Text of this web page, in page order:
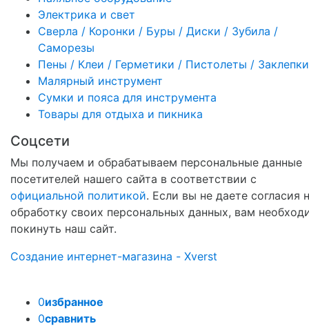
Электрика и свет
Сверла / Коронки / Буры / Диски / Зубила /
Саморезы
Пены / Клеи / Герметики / Пистолеты / Заклепки
Малярный инструмент
Сумки и пояса для инструмента
Товары для отдыха и пикника
Соцсети
Мы получаем и обрабатываем персональные данные
посетителей нашего сайта в соответствии с
официальной политикой. Если вы не даете согласия
обработку своих персональных данных, вам
покинуть наш сайт.
Создание интернет-магазина - Xverst
0избранное
0сравнить